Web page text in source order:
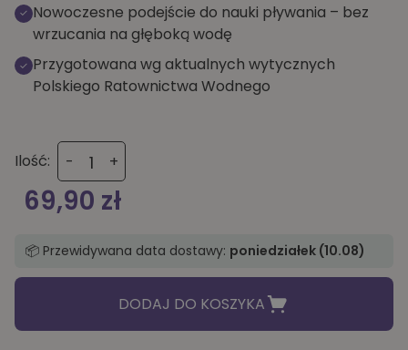
Nowoczesne podejście do nauki pływania – bez
wrzucania na głęboką wodę
Przygotowana wg aktualnych wytycznych
Polskiego Ratownictwa Wodnego
Ilość: -
Uczymy
się
pływać
+
69,90 zł
📦 Przewidywana data dostawy: poniedziałek (10.08)
DODAJ DO KOSZYKA